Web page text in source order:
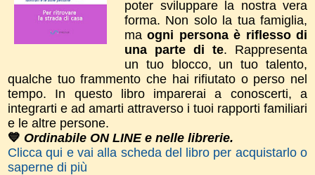
poter sviluppare la nostra vera
forma. Non solo la tuafamiglia,
maogni persona è riflesso di
una parte di te. Rappresenta
un tuo blocco, un tuo talento,
qualche tuo frammento che hai rifiutato o perso nel
tempo.
In questo libro imparerai a conoscerti, a
integrarti e ad amarti attraverso i tuoi rapporti familiari
e le altre persone.
💙 Ordinabile ON LINE e nelle librerie.
Clicca qui e vai alla scheda del libro per acquistarlo o
saperne di più